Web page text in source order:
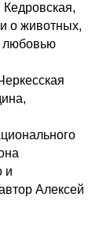
о животных,
любовью
и
Алексей